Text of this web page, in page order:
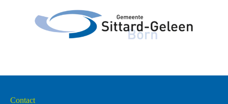
Contact